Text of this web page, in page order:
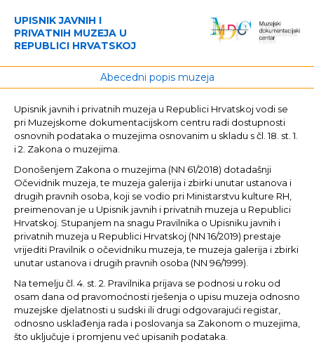
UPISNIK JAVNIH I
PRIVATNIH MUZEJA U
REPUBLICI HRVATSKOJ
Abecedni popis muzeja
Upisnik javnih i privatnih muzeja u Republici Hrvatskoj vodi se
pri Muzejskome dokumentacijskom centru radi dostupnosti
osnovnih podataka o muzejima osnovanim u skladu s čl. 18. st. 1.
i 2. Zakona o muzejima.
Donošenjem Zakona o muzejima (NN 61/2018) dotadašnji
Očevidnik muzeja, te muzeja galerija i zbirki unutar ustanova i
drugih pravnih osoba, koji se vodio pri Ministarstvu kulture RH,
preimenovan je u Upisnik javnih i privatnih muzeja u Republici
Hrvatskoj. Stupanjem na snagu Pravilnika o Upisniku javnih i
privatnih muzeja u Republici Hrvatskoj (NN 16/2019) prestaje
vrijediti Pravilnik o očevidniku muzeja, te muzeja galerija i zbirki
unutar ustanova i drugih pravnih osoba (NN 96/1999).
Na temelju čl. 4. st. 2. Pravilnika prijava se podnosi u roku od
osam dana od pravomoćnosti rješenja o upisu muzeja odnosno
muzejske djelatnosti u sudski ili drugi odgovarajući registar,
odnosno usklađenja rada i poslovanja sa Zakonom o muzejima,
što uključuje i promjenu već upisanih podataka.